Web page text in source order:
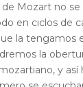
Mozart no se
en ciclos de
la tengamos
la
y así